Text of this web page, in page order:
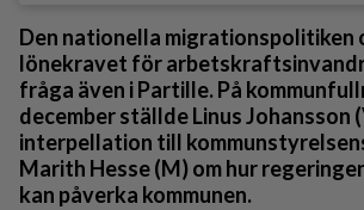
Den nationella migrationspolitiken
lönekravet för
fråga även i Partille. På
december ställde Linus Johansson
interpellation till
Marith Hesse (M) om hur
kan påverka kommunen.